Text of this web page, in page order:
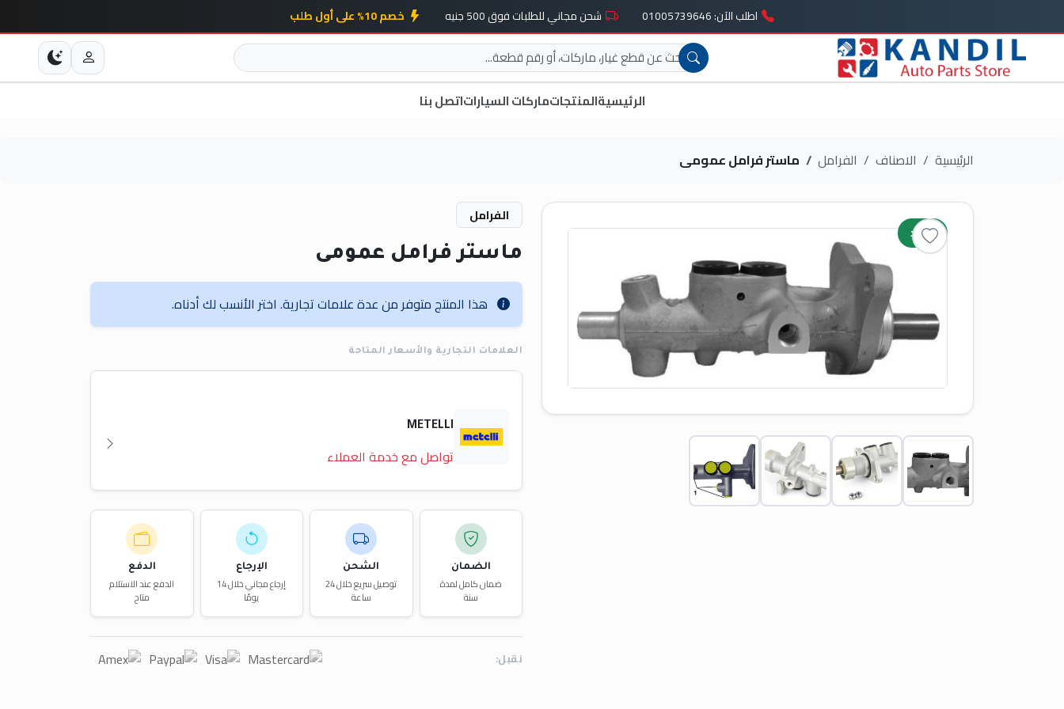
اطلب الآن: 01005739646 شحن مجاني للطلبات فوق 500 جنيه خصم 10% على أول طلب
الرئيسيةالمنتجاتماركات السياراتاتصل بنا
الرئيسية الاصناف الفرامل ماستر فرامل عمومى
جديد
الفرامل
ماستر فرامل عمومى
هذا المنتج متوفر من عدة علامات تجارية. اختر الأنسب لك أدناه.
العلامات التجارية والأسعار المتاحة
METELLI
تواصل مع خدمة العملاء
الضمان
ضمان كامل لمدة
سنة
الشحن
توصيل سريع خلال 24
ساعة
الإرجاع
إرجاع مجاني خلال 14
يومًا
الدفع
الدفع عند الاستلام
متاح
نقبل: